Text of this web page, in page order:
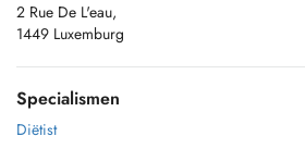
2 Rue De L'eau,
1449 Luxemburg
Specialismen
Diëtist